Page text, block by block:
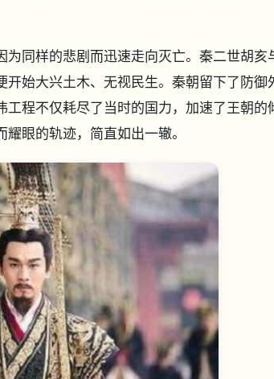
同样的悲剧而迅速走向灭亡。秦二世胡亥
始大兴土木、无视民生。秦朝留下了防御
程不仅耗尽了当时的国力，加速了王朝的
眼的轨迹，简直如出一辙。